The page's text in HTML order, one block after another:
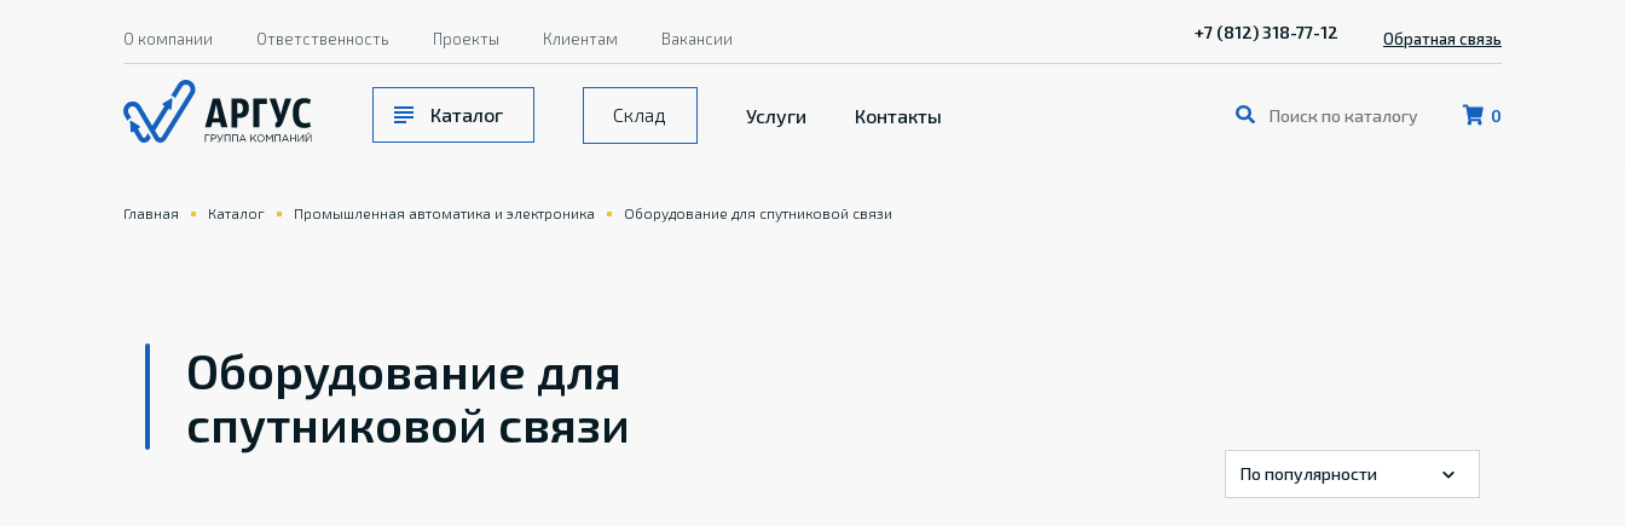
0
Каталог Склад Услуги Контакты
О компании Ответственность Проекты Клиентам Вакансии +7 (812) 318-77-12 Обратная связь
Главная Каталог Промышленная автоматика и электроника Оборудование для спутниковой связи
Оборудование для
спутниковой связи